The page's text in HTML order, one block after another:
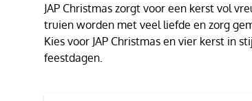
JAP Christmas zorgt voor een kerst vol
truien worden met veel liefde en zorg
Kies voor JAP Christmas en vier kerst in
feestdagen.